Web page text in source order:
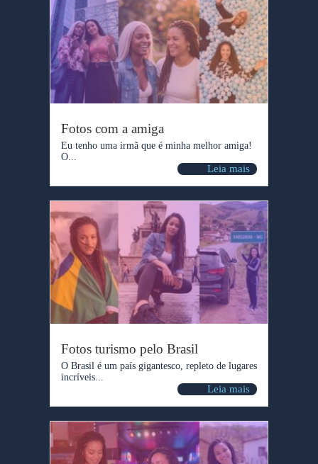
Fotos com a amiga
Eu tenho uma irmã que é minha melhor amiga!
O...
Leia mais
Fotos turismo pelo Brasil
O Brasil é um país gigantesco, repleto de lugares
incríveis...
Leia mais